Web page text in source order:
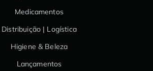
Medicamentos
Distribuição | Logística
Higiene & Beleza
Lançamentos